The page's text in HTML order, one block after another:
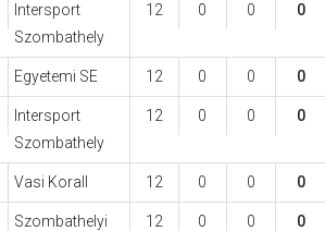
Intersport
Szombathely
12 0 0 0
Egyetemi SE 12 0 0 0
Intersport
Szombathely
12 0 0 0
Vasi Korall 12 0 0 0
Szombathelyi
12 0 0 0